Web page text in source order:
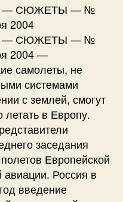
— СЮЖЕТЫ — №
2004
— СЮЖЕТЫ — №
2004 —
самолеты, не
системами
с землей, смогут
летать в Европу.
заседания
Европейской
Россия в
введение